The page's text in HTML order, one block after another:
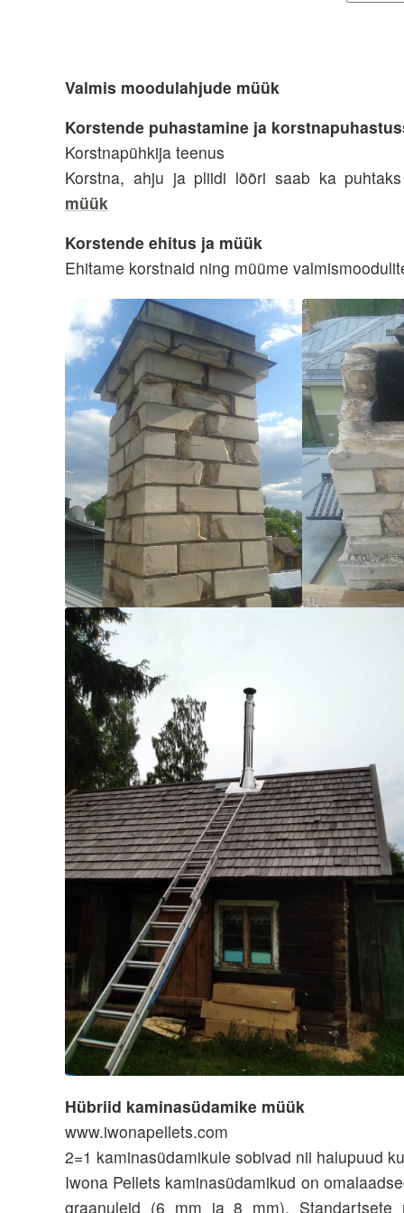
Valmis moodulahjude müük
Korstende puhastamine ja
Korstnapühkija teenus
Korstna, ahju ja pliidi lõõri saab ka
müük
Korstende ehitus ja müük
Ehitame korstnaid ning müüme
Hübriid kaminasüdamike müük
www.iwonapellets.com
2=1 kaminasüdamikule sobivad nii halupuud
Iwona Pellets kaminasüdamikud on
graanuleid (6 mm ja 8 mm). Standartsete